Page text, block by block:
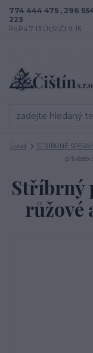
774 444 475 , 296
223
Po,Pá 7-13 Út,St,Čt 9-15
Úvod STŘÍBRNÉ
přívěsek
Stříbrný
růžové